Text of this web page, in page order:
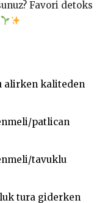
Favori detoks
alirken kaliteden
patlican
tavuklu
tura giderken